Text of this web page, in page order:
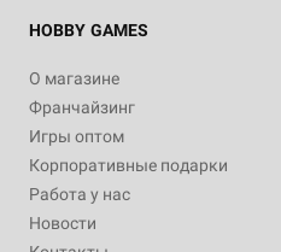
HOBBY GAMES
О магазине
Франчайзинг
Игры оптом
Корпоративные подарки
Работа у нас
Новости